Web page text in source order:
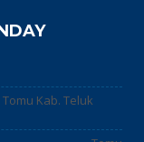
Kab. Teluk